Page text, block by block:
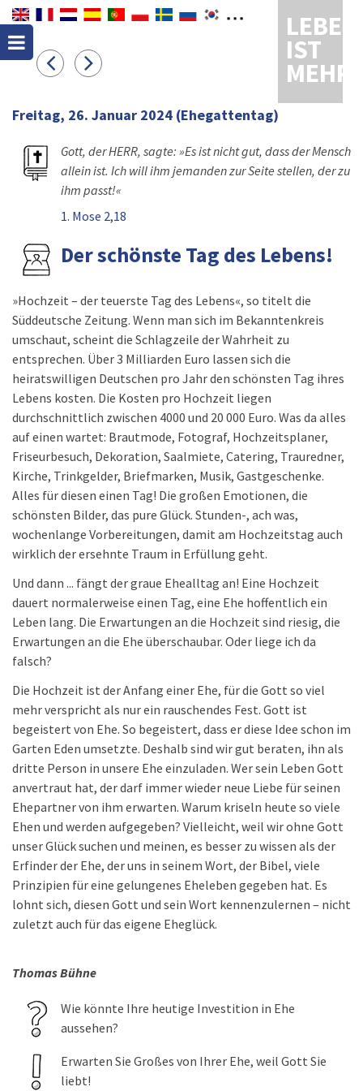
LEBEN
IST
MEHR
Freitag, 26. Januar 2024 (Ehegattentag)
Gott, der HERR, sagte: »Es ist nicht gut, dass der Mensch
allein ist. Ich will ihm jemanden zur Seite stellen, der zu
ihm passt!«
1. Mose 2,18
Der schönste Tag des Lebens!
»Hochzeit – der teuerste Tag des Lebens«, so titelt die
Süddeutsche Zeitung. Wenn man sich im Bekanntenkreis
umschaut, scheint die Schlagzeile der Wahrheit zu
entsprechen. Über 3 Milliarden Euro lassen sich die
heiratswilligen Deutschen pro Jahr den schönsten Tag ihres
Lebens kosten. Die Kosten pro Hochzeit liegen
durchschnittlich zwischen 4000 und 20 000 Euro. Was da alles
auf einen wartet: Brautmode, Fotograf, Hochzeitsplaner,
Friseurbesuch, Dekoration, Saalmiete, Catering, Trauredner,
Kirche, Trinkgelder, Briefmarken, Musik, Gastgeschenke.
Alles für diesen einen Tag! Die großen Emotionen, die
schönsten Bilder, das pure Glück. Stunden-, ach was,
wochenlange Vorbereitungen, damit am Hochzeitstag auch
wirklich der ersehnte Traum in Erfüllung geht.
Und dann ... fängt der graue Ehealltag an! Eine Hochzeit
dauert normalerweise einen Tag, eine Ehe hoffentlich ein
Leben lang. Die Erwartungen an die Hochzeit sind riesig, die
Erwartungen an die Ehe überschaubar. Oder liege ich da
falsch?
Die Hochzeit ist der Anfang einer Ehe, für die Gott so viel
mehr verspricht als nur ein rauschendes Fest. Gott ist
begeistert von Ehe. So begeistert, dass er diese Idee schon im
Garten Eden umsetzte. Deshalb sind wir gut beraten, ihn als
dritte Person in unsere Ehe einzuladen. Wer sein Leben Gott
anvertraut hat, der darf immer wieder neue Liebe für seinen
Ehepartner von ihm erwarten. Warum kriseln heute so viele
Ehen und werden aufgegeben? Vielleicht, weil wir ohne Gott
unser Glück suchen und meinen, es besser zu wissen als der
Erfinder der Ehe, der uns in seinem Wort, der Bibel, viele
Prinzipien für eine gelungenes Eheleben gegeben hat. Es
lohnt sich, diesen Gott und sein Wort kennenzulernen – nicht
zuletzt auch für das eigene Eheglück.
Thomas Bühne
Wie könnte Ihre heutige Investition in Ehe
aussehen?
Erwarten Sie Großes von Ihrer Ehe, weil Gott Sie
liebt!